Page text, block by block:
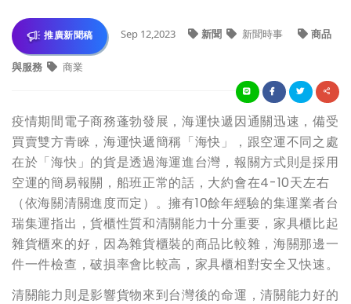
推廣新聞稿 Sep 12,2023 新聞 新聞時事 商品
與服務 商業
疫情期間電子商務蓬勃發展，海運快遞因通關迅速，備受
買賣雙方青睞，海運快遞簡稱「海快」，跟空運不同之處
在於「海快」的貨是透過海運進台灣，報關方式則是採用
空運的簡易報關，船班正常的話，大約會在4-10天左右
（依海關清關進度而定）。擁有10餘年經驗的集運業者台
瑞集運指出，貨櫃性質和清關能力十分重要，家具櫃比起
雜貨櫃來的好，因為雜貨櫃裝的商品比較雜，海關那邊一
件一件檢查，破損率會比較高，家具櫃相對安全又快速。
清關能力則是影響貨物來到台灣後的命運，清關能力好的